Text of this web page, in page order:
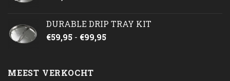
DURABLE DRIP TRAY KIT
€59,95 - €99,95Prijsklasse:
MEEST VERKOCHT